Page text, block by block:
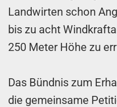
Landwirten schon
bis zu acht
250 Meter Höhe zu
Das Bündnis zum
die gemeinsame